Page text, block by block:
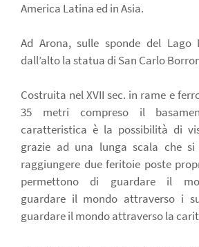
America Latina ed in Asia.
Ad Arona, sulle sponde del Lago
dall’alto la statua di San Carlo
Costruita nel XVII sec. in rame e
35 metri compreso il
caratteristica è la possibilità di
grazie ad una lunga scala che
raggiungere due feritoie poste
permettono di guardare il
guardare il mondo attraverso i
guardare il mondo attraverso la